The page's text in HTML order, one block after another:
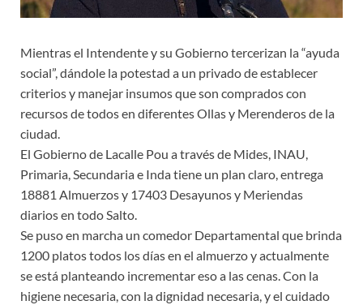
Mientras el Intendente y su Gobierno tercerizan la “ayuda
social”, dándole la potestad a un privado de establecer
criterios y manejar insumos que son comprados con
recursos de todos en diferentes Ollas y Merenderos de la
ciudad.
El Gobierno de Lacalle Pou a través de Mides, INAU,
Primaria, Secundaria e Inda tiene un plan claro, entrega
18881 Almuerzos y 17403 Desayunos y Meriendas
diarios en todo Salto.
Se puso en marcha un comedor Departamental que brinda
1200 platos todos los días en el almuerzo y actualmente
se está planteando incrementar eso a las cenas. Con la
higiene necesaria, con la dignidad necesaria, y el cuidado